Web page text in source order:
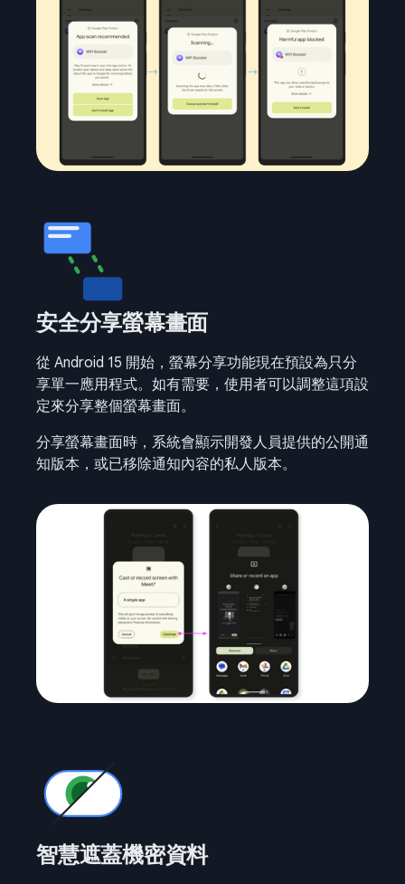
安全分享螢幕畫面
從 Android 15 開始，螢幕分享功能現在預設為只分
享單一應用程式。如有需要，使用者可以調整這項設
定來分享整個螢幕畫面。
分享螢幕畫面時，系統會顯示開發人員提供的公開通
知版本，或已移除通知內容的私人版本。
智慧遮蓋機密資料